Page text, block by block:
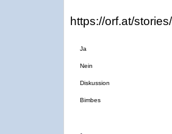
https://orf.at/
Ja
Nein
Diskussion
Bimbes